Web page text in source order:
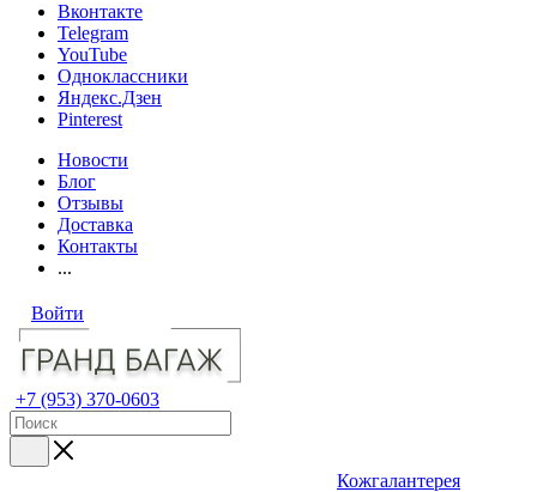
Вконтакте
Telegram
YouTube
Одноклассники
Яндекс.Дзен
Pinterest
Новости
Блог
Отзывы
Доставка
Контакты
...
Войти
+7 (953) 370-0603
Кожгалантерея